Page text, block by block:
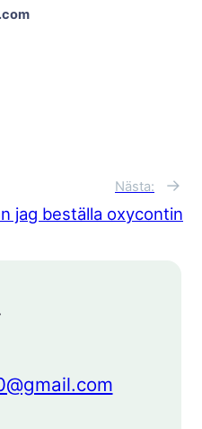
Nästa:
jag beställa oxycontin
→